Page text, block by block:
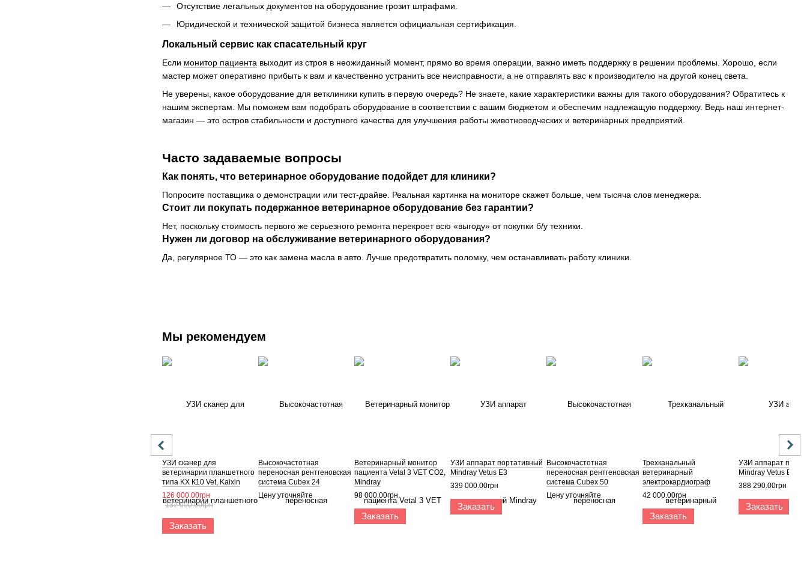
Отсутствие легальных документов на оборудование грозит штрафами.
Юридической и технической защитой бизнеса является официальная сертификация.
Локальный сервис как спасательный круг
Если монитор пациента выходит из строя в неожиданный момент, прямо во время операции, важно иметь поддержку в решении проблемы. Хорошо, если
мастер может оперативно прибыть к вам и качественно устранить все неисправности, а не отправлять вас к производителю на другой конец света.
Не уверены, какое оборудование для ветклиники купить в первую очередь? Не знаете, какие характеристики важны для такого оборудования? Обратитесь к
нашим экспертам. Мы поможем вам подобрать оборудование в соответствии с вашим бюджетом и обеспечим надлежащую поддержку. Ведь наш интернет-
магазин — это остров стабильности и доступного качества для улучшения работы животноводческих и ветеринарных предприятий.
Часто задаваемые вопросы
Как понять, что ветеринарное оборудование подойдет для клиники?
Попросите поставщика о демонстрации или тест-драйве. Реальная картинка на мониторе скажет больше, чем тысяча слов менеджера.
Стоит ли покупать подержанное ветеринарное оборудование без гарантии?
Нет, поскольку стоимость первого же серьезного ремонта перекроет всю «выгоду» от покупки б/у техники.
Нужен ли договор на обслуживание ветеринарного оборудования?
Да, регулярное ТО — это как замена масла в авто. Лучше предотвратить поломку, чем останавливать работу клиники.
Мы рекомендуем
УЗИ сканер для
ветеринарии планшетного
типа KX К10 Vet, Kaixin
126 000.00грн
132 000.00грн
Заказать
Высокочастотная
переносная рентгеновская
система Cubex 24
Цену уточняйте
Ветеринарный монитор
пациента Vetal 3 VET CO2,
Mindray
98 000.00грн
Заказать
УЗИ аппарат портативный
Mindray Vetus E3
339 000.00грн
Заказать
Высокочастотная
переносная рентгеновская
система Cubex 50
Цену уточняйте
Трехканальный
ветеринарный
электрокардиограф
BeneHeart R3 Vet, Mindray
42 000.00грн
Заказать
УЗИ аппарат
Mindray Vetus E6
388 290.00грн
Заказать